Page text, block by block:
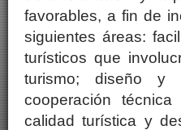
favorables, a fin de
siguientes áreas:
turísticos que
turismo; diseño y
cooperación
calidad turística y